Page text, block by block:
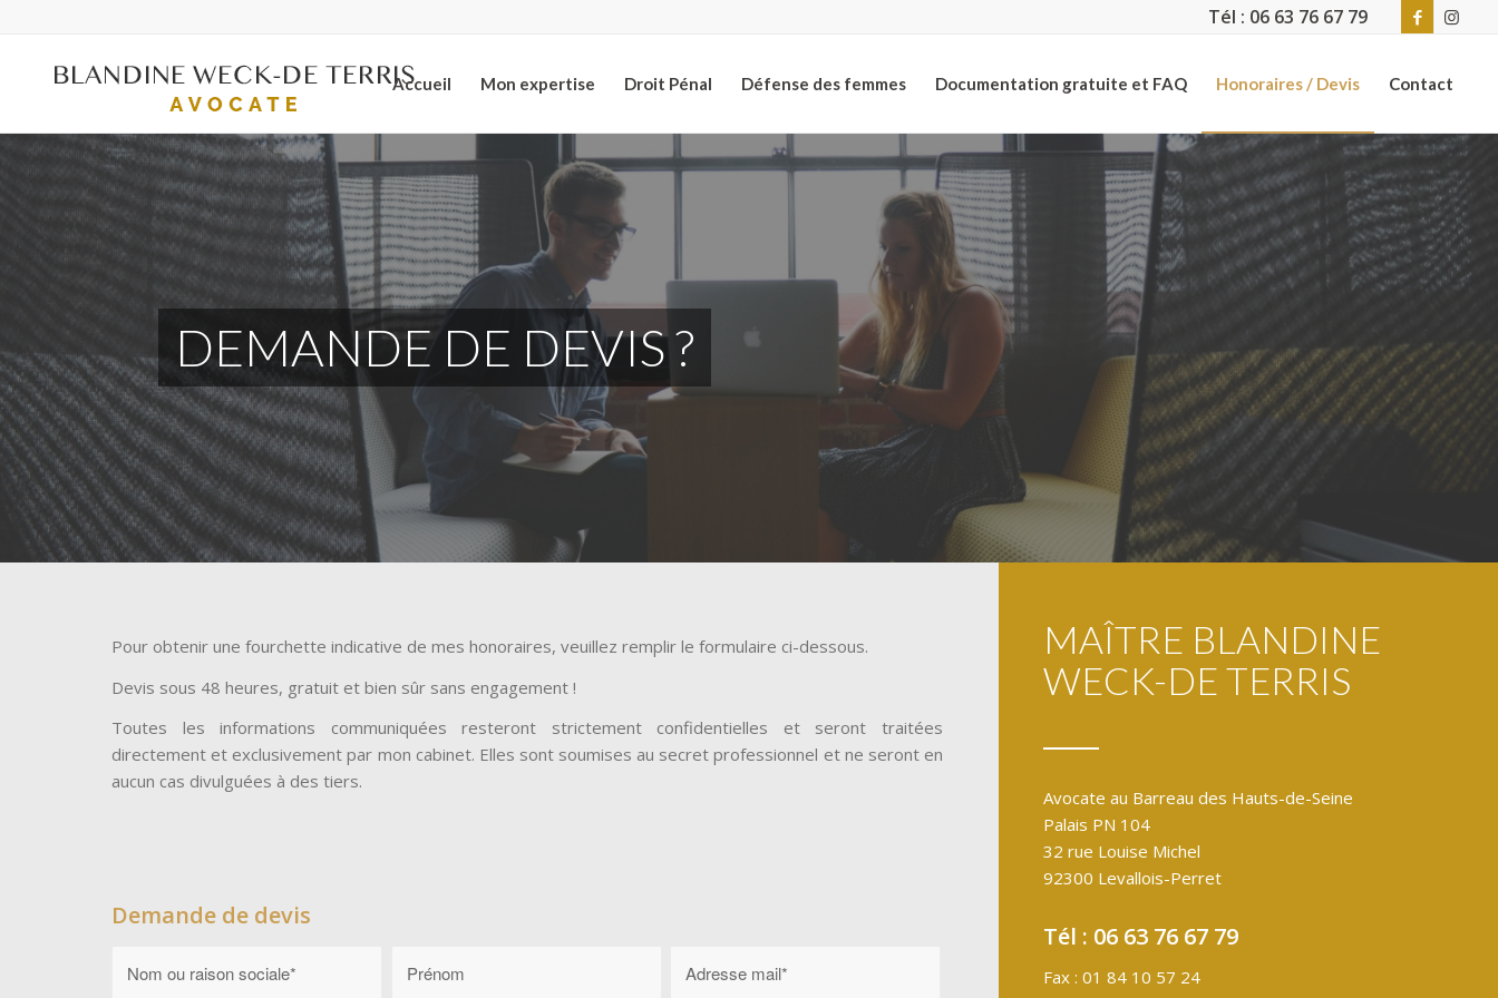
Tél : 06 63 76 67 79
Accueil Mon expertise Droit Pénal Défense des femmes Documentation gratuite et FAQ Honoraires / Devis Contact
DEMANDE DE DEVIS ?
Pour obtenir une fourchette indicative de mes honoraires, veuillez remplir le formulaire ci-dessous.
Devis sous 48 heures, gratuit et bien sûr sans engagement !
Toutes les informations communiquées resteront strictement confidentielles et seront traitées
directement et exclusivement par mon cabinet. Elles sont soumises au secret professionnel et ne seront en
aucun cas divulguées à des tiers.
Demande de devis
MAÎTRE BLANDINE
WECK-DE TERRIS
Avocate au Barreau des Hauts-de-Seine
Palais PN 104
32 rue Louise Michel
92300 Levallois-Perret
Tél : 06 63 76 67 79
Fax : 01 84 10 57 24